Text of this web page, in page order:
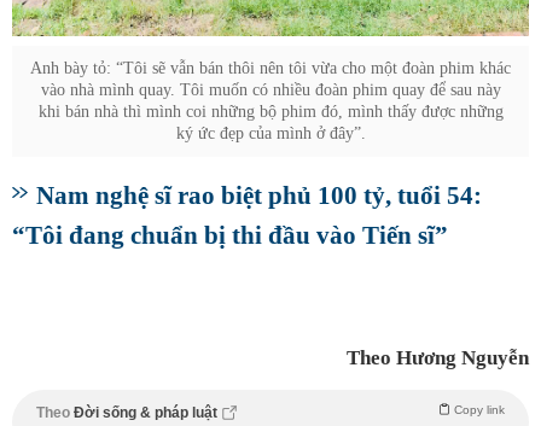
Anh bày tỏ: “Tôi sẽ vẫn bán thôi nên tôi vừa cho một đoàn phim khác
vào nhà mình quay. Tôi muốn có nhiều đoàn phim quay để sau này
khi bán nhà thì mình coi những bộ phim đó, mình thấy được những
ký ức đẹp của mình ở đây”.
Nam nghệ sĩ rao biệt phủ 100 tỷ, tuổi 54:
“Tôi đang chuẩn bị thi đầu vào Tiến sĩ”
Theo Hương Nguyễn
Theo Đời sống & pháp luật Copy link